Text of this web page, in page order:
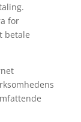
for
betale